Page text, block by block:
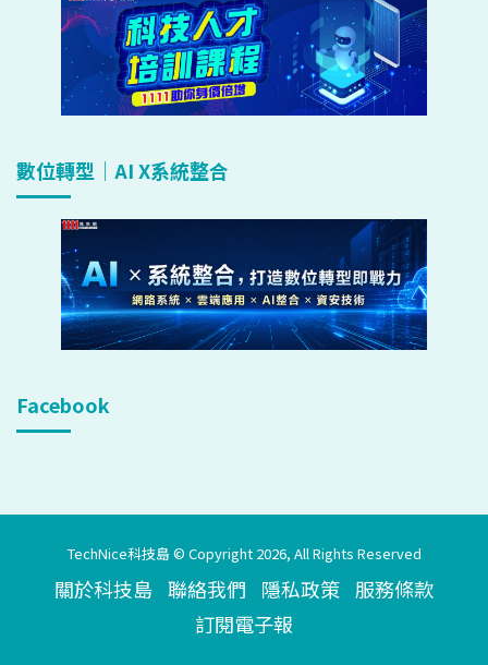
數位轉型｜AI X系統整合
Facebook
TechNice科技島 © Copyright 2026, All Rights Reserved
關於科技島 聯絡我們 隱私政策 服務條款
訂閱電子報